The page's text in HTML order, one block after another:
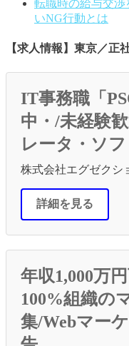
転職時の給与交
いNG行動とは
【求人情報】東京／正
IT事務職「
中・/未経験
レータ・ソ
株式会社エグゼクシ
詳細を見る
年収1,000万
100%組織の
集/Webマー